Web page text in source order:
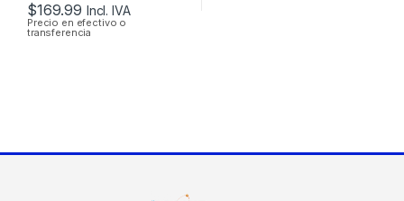
$169.99 Incl. IVA
Precio en efectivo o
transferencia